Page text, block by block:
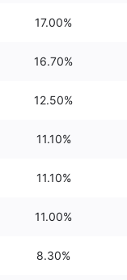
17.00%
16.70%
12.50%
11.10%
11.10%
11.00%
8.30%